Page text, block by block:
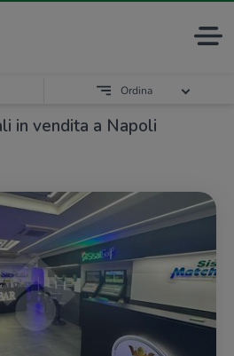
in vendita a Napoli
Ordina